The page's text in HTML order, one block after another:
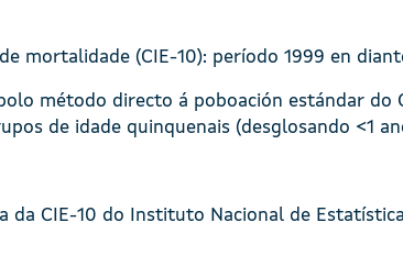
mortalidade (CIE-10): período 1999 en
método directo á poboación estándar do
de idade quinquenais (desglosando <1
da CIE-10 do Instituto Nacional de Estatística